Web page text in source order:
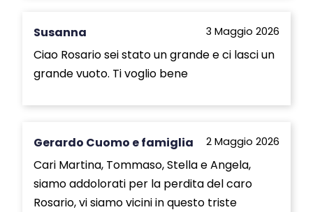
Susanna 3 Maggio 2026
Ciao Rosario sei stato un grande e ci lasci un
grande vuoto. Ti voglio bene
Gerardo Cuomo e famiglia 2 Maggio 2026
Cari Martina, Tommaso, Stella e Angela,
siamo addolorati per la perdita del caro
Rosario, vi siamo vicini in questo triste